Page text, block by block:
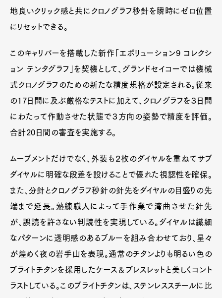
地良いクリック感と共にクロノグラフ秒針を瞬時にゼロ位置
にリセットできる。
このキャリバーを搭載した新作「エボリューション9 コレクシ
ョン テンタグラフ」を契機として、グランドセイコーでは機械
式クロノグラフのための新たな精度規格が設定される。従来
の17日間に及ぶ厳格なテストに加えて、クロノグラフを３日間
にわたって作動させた状態で３方向の姿勢で精度を評価。
合計20日間の審査を実施する。
ムーブメントだけでなく、外装も２枚のダイヤルを重ねてサブ
ダイヤルに明確な段差を設けることで優れた視認性を確保。
また、分針とクロノグラフ秒針の針先をダイヤルの目盛りの先
端まで延長。熟練職人によって手作業で湾曲させた針先
が、誤読を許さない判読性を実現している。ダイヤルは繊細
なパターンに透明感のあるブルーを組み合わせており、星々
が煌めく夜の岩手山を表現。通常のチタンよりも明るい色の
ブライトチタンを採用したケース＆ブレスレットと美しくコント
ラストしている。このブライトチタンは、ステンレススチールに比